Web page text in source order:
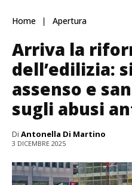
Home Apertura
Arriva la
dell’edilizia:
assenso e
sugli abusi
Di Antonella Di Martino
3 DICEMBRE 2025